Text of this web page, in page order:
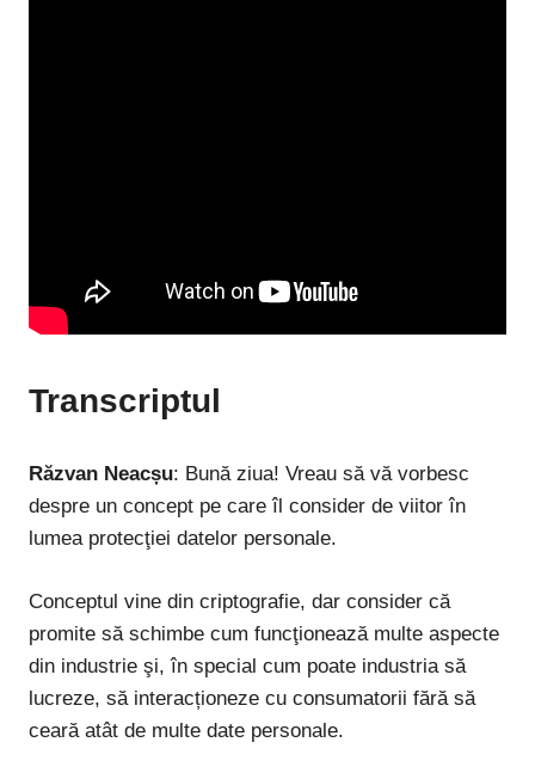
Transcriptul
Răzvan Neacșu: Bună ziua! Vreau să vă vorbesc
despre un concept pe care îl consider de viitor în
lumea protecţiei datelor personale.
Conceptul vine din criptografie, dar consider că
promite să schimbe cum funcţionează multe aspecte
din industrie şi, în special cum poate industria să
lucreze, să interacționeze cu consumatorii fără să
ceară atât de multe date personale.